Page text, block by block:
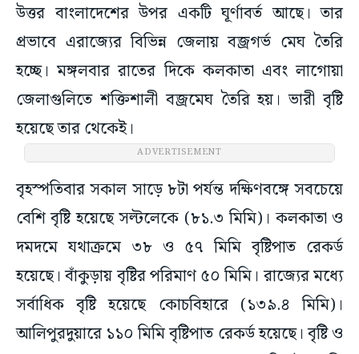
উত্তর বাংলাদেশের উপর একটি ঘূর্ণাবর্ত আছে। তার
প্রভাবে এরাজ্যের বিভিন্ন জেলায় বজ্রগর্ভ মেঘ তৈরি
হচ্ছে। মঙ্গলবার রাতের দিকে কলকাতা এবং লাগোয়া
জেলাগুলিতে শক্তিশালী বজ্রমেঘ তৈরি হয়। ভারী বৃষ্টি
হয়েছে তার থেকেই।
ADVERTISEMENT
বৃহস্পতিবার সকাল সাড়ে ৮টা পর্যন্ত দক্ষিণবঙ্গে সবচেয়ে
বেশি বৃষ্টি হয়েছে সল্টলেকে (৮১.৩ মিমি)। কলকাতা ও
দমদমে যথাক্রমে ৩৮ ও ৫৭ মিমি বৃষ্টিপাত রেকর্ড
হয়েছে। বাঁকুড়ায় বৃষ্টির পরিমাণ ৫০ মিমি। রাজ্যের মধ্যে
সর্বাধিক বৃষ্টি হয়েছে কোচবিহারে (১৩৯.৪ মিমি)।
আলিপুরদুয়ারে ১১০ মিমি বৃষ্টিপাত রেকর্ড হয়েছে। বৃষ্টি ও